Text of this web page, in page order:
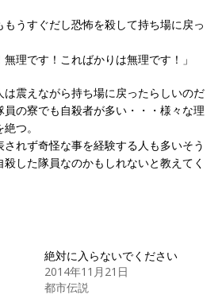
うすぐだし恐怖を殺して持ち場に戻っ
理です！こればかりは無理です！」
震えながら持ち場に戻ったらしいのだ
の寮でも自殺者が多い・・・様々な理
つ。
れず奇怪な事を経験する人も多いそう
した隊員なのかもしれないと教えてく
絶対に入らないでください
2014年11月21日
都市伝説